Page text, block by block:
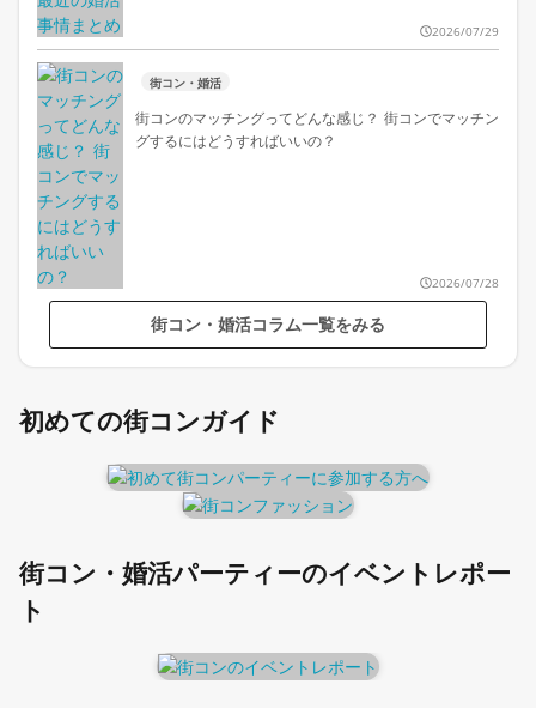
2026/07/29
街コン・婚活
街コンのマッチングってどんな感じ？ 街コンでマッチン
グするにはどうすればいいの？
2026/07/28
街コン・婚活コラム一覧をみる
初めての街コンガイド
街コン・婚活パーティーのイベントレポー
ト